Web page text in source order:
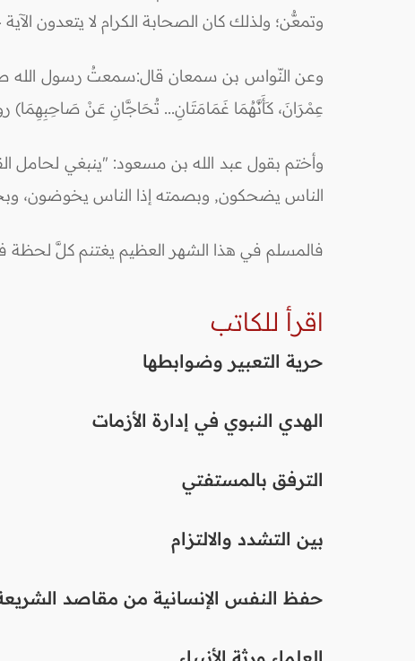
وتمعُّن؛ ولذلك كان الصحابة الكرام لا يتعدون
وعن النّواس بن سمعان قال:سمعتُ رسول الله صلى
عِمْرَانَ، كَأَنَّهُمَا غَمَامَتَانِ... تُحَاجَّانِ عَنْ صَاحِبِهِمَا)
وأختم بقول عبد الله بن مسعود: "ينبغي لحامل
الناس يضحكون, وبصمته إذا الناس يخوضون،
فالمسلم في هذا الشهر العظيم يغتنم كلَّ لحظة في
اقرأ للكاتب
حرية التعبير وضوابطها
الهدي النبوي في إدارة الأزمات
الترفق بالمستفتي
بين التشدد والالتزام
حفظ النفس الإنسانية من مقاصد الشريعة